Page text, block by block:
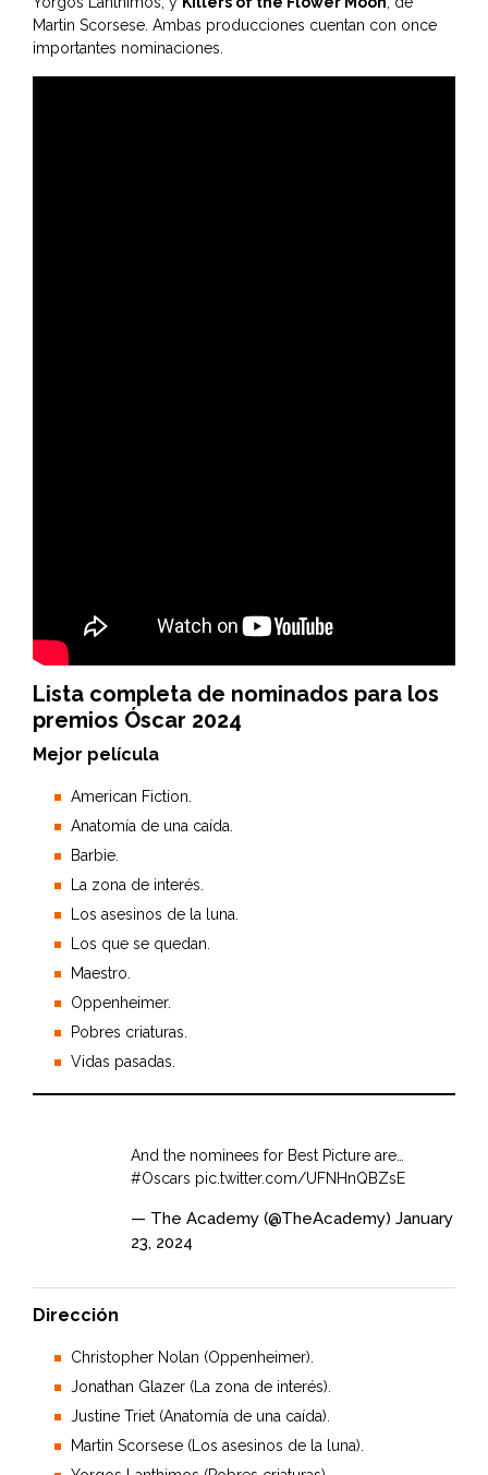
Martin Scorsese. Ambas producciones cuentan con once
importantes nominaciones.
Lista completa de nominados para los
premios Óscar 2024
Mejor película
American Fiction.
Anatomía de una caída.
Barbie.
La zona de interés.
Los asesinos de la luna.
Los que se quedan.
Maestro.
Oppenheimer.
Pobres criaturas.
Vidas pasadas.
And the nominees for Best Picture are…
#Oscars pic.twitter.com/UFNHnQBZsE
— The Academy (@TheAcademy) January
23, 2024
Dirección
Christopher Nolan (Oppenheimer).
Jonathan Glazer (La zona de interés).
Justine Triet (Anatomía de una caída).
Martin Scorsese (Los asesinos de la luna).